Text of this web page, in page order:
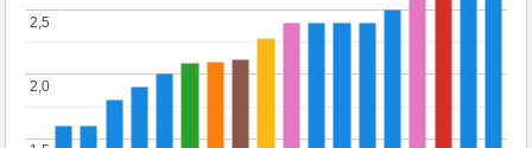
2,0
2,0
2,5
2,5